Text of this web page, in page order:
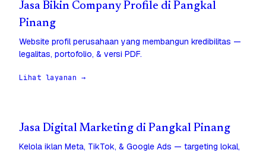
Jasa Bikin Company Profile di Pangkal
Pinang
Website profil perusahaan yang membangun kredibilitas —
legalitas, portofolio, & versi PDF.
Lihat layanan →
Jasa Digital Marketing di Pangkal Pinang
Kelola iklan Meta, TikTok, & Google Ads — targeting lokal,